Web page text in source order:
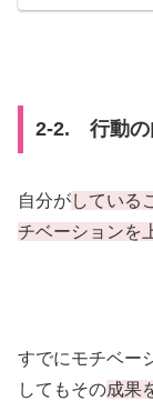
2-2. 行動の
自分がしている
チベーションを
すでにモチベー
してもその成果